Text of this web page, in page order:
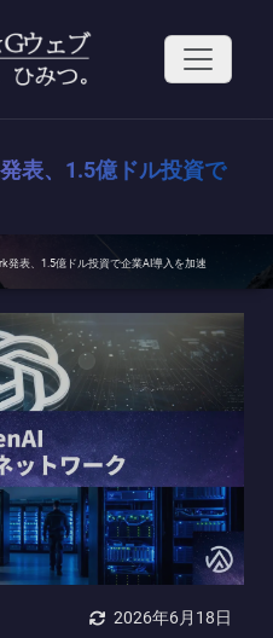
表、1.5億ドル投資で
発表、1.5億ドル投資で企業AI導入を加速
2026年6月18日